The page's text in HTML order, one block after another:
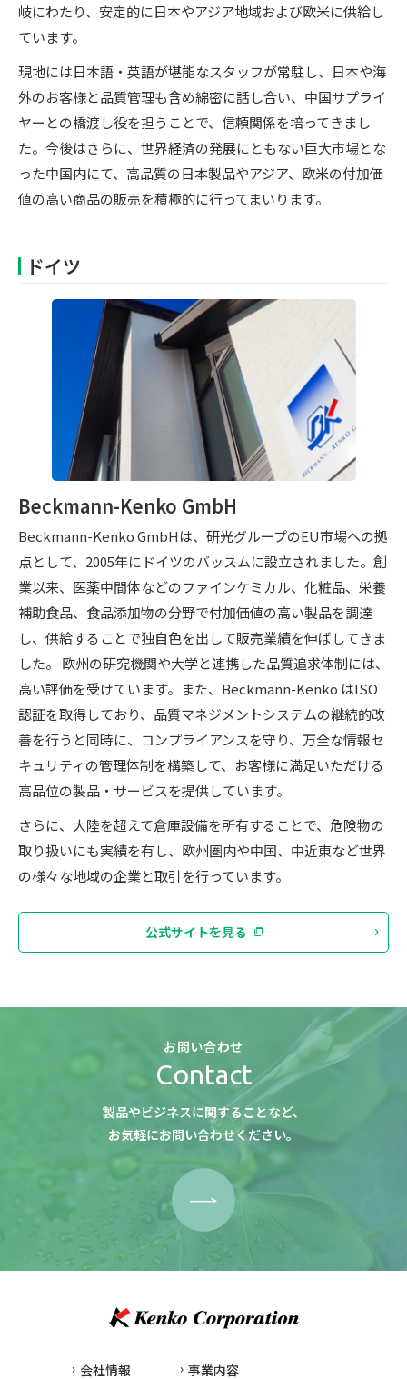
岐にわたり、安定的に日本やアジア地域および欧米に供給し
ています。
現地には日本語・英語が堪能なスタッフが常駐し、日本や海
外のお客様と品質管理も含め綿密に話し合い、中国サプライ
ヤーとの橋渡し役を担うことで、信頼関係を培ってきまし
た。今後はさらに、世界経済の発展にともない巨大市場とな
った中国内にて、高品質の日本製品やアジア、欧米の付加価
値の高い商品の販売を積極的に行ってまいります。
ドイツ
Beckmann-Kenko GmbH
Beckmann-Kenko GmbHは、研光グループのEU市場への拠
点として、2005年にドイツのバッスムに設立されました。創
業以来、医薬中間体などのファインケミカル、化粧品、栄養
補助食品、食品添加物の分野で付加価値の高い製品を調達
し、供給することで独自色を出して販売業績を伸ばしてきま
した。 欧州の研究機関や大学と連携した品質追求体制には、
高い評価を受けています。また、Beckmann-Kenko はISO
認証を取得しており、品質マネジメントシステムの継続的改
善を行うと同時に、コンプライアンスを守り、万全な情報セ
キュリティの管理体制を構築して、お客様に満足いただける
高品位の製品・サービスを提供しています。
さらに、大陸を超えて倉庫設備を所有することで、危険物の
取り扱いにも実績を有し、欧州圏内や中国、中近東など世界
の様々な地域の企業と取引を行っています。
公式サイトを見る
お問い合わせ
Contact
製品やビジネスに関することなど、
お気軽にお問い合わせください。
会社情報 事業内容